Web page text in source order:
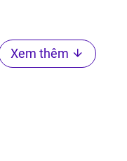
Xem thêm